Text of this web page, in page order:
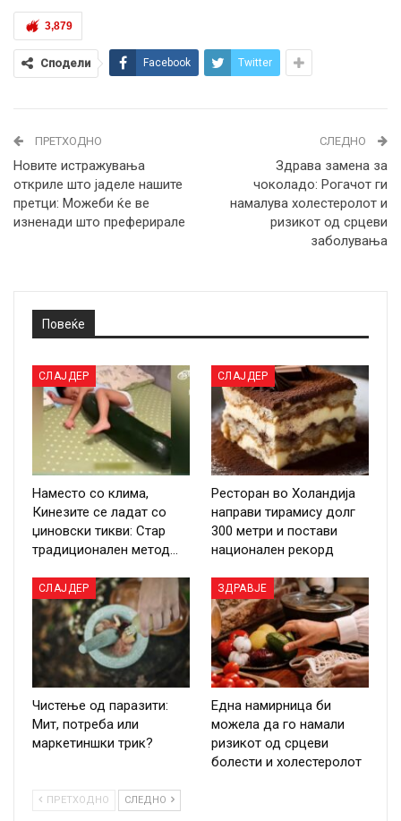
3,879
Сподели Facebook Twitter
ПРЕТХОДНО
Новите истражувања
откриле што јаделе нашите
претци: Можеби ќе ве
изненади што преферирале
СЛЕДНО
Здрава замена за
чоколадо: Рогачот ги
намалува холестеролот и
ризикот од срцеви
заболувања
Повеќе
СЛАЈДЕР
Наместо со клима,
Кинезите се ладат со
џиновски тикви: Стар
традиционален метод…
СЛАЈДЕР
Ресторан во Холандија
направи тирамису долг
300 метри и постави
национален рекорд
СЛАЈДЕР
Чистење од паразити:
Мит, потреба или
маркетиншки трик?
ЗДРАВЈЕ
Една намирница би
можела да го намали
ризикот од срцеви
болести и холестеролот
ПРЕТХОДНО СЛЕДНО